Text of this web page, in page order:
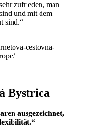
zufrieden, man
und mit dem
sind.“
cestovna-
Bystrica
ausgezeichnet,